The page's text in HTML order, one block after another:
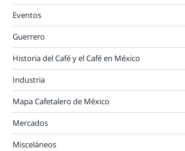
Eventos
Guerrero
Historia del Café y el Café en México
Industria
Mapa Cafetalero de México
Mercados
Misceláneos